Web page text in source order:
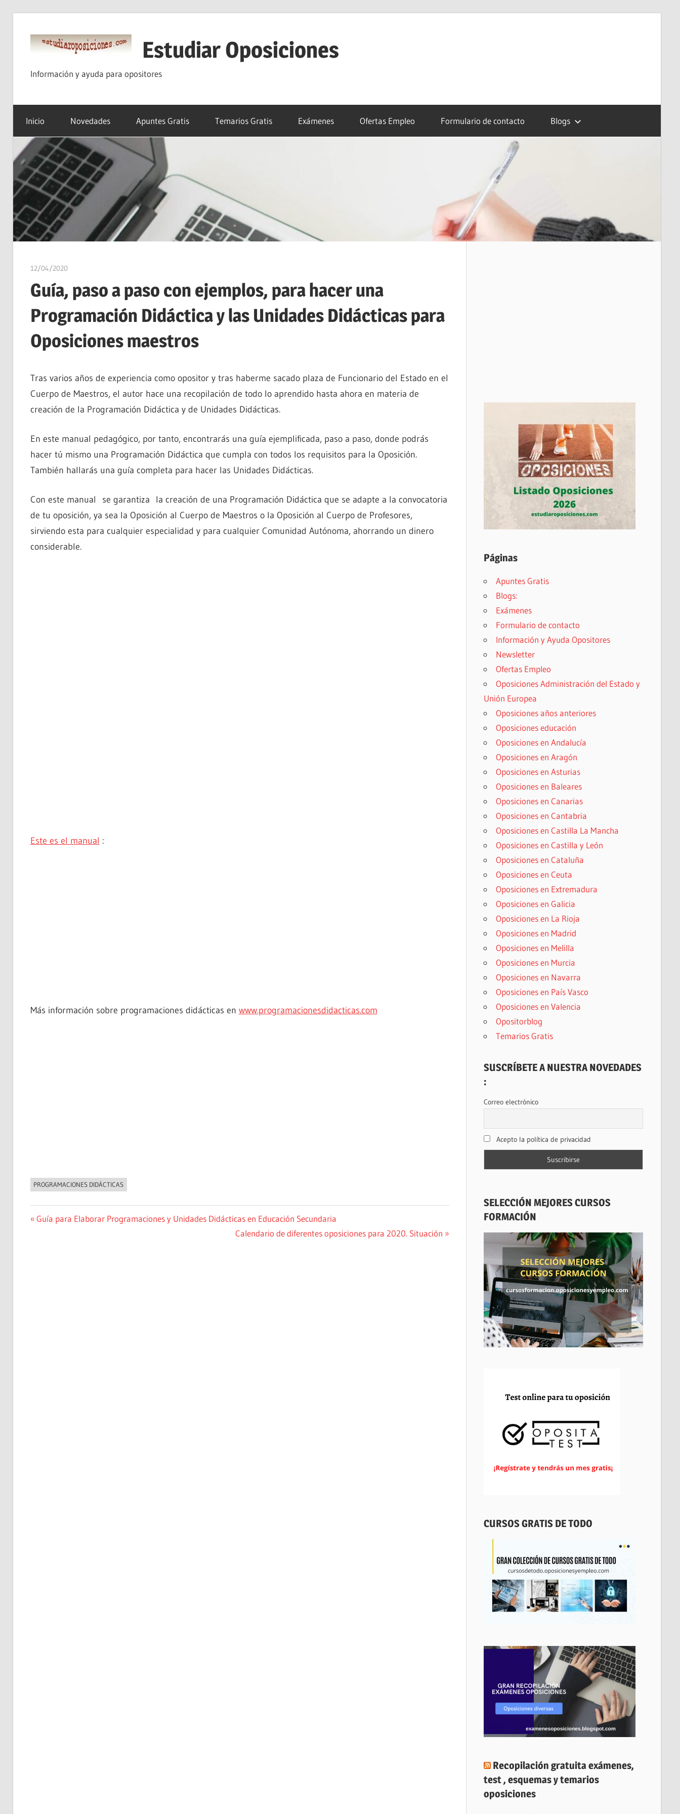
contenido
Estudiar Oposiciones
Información y ayuda para opositores
Inicio Novedades Apuntes Gratis Temarios Gratis Exámenes Ofertas Empleo Formulario de contacto Blogs
12/04/2020estudiaroposiciones
Guía, paso a paso con ejemplos, para hacer una
Programación Didáctica y las Unidades Didácticas para
Oposiciones maestros
Tras varios años de experiencia como opositor y tras haberme sacado plaza de Funcionario del Estado en el
Cuerpo de Maestros, el autor hace una recopilación de todo lo aprendido hasta ahora en materia de
creación de la Programación Didáctica y de Unidades Didácticas.
En este manual pedagógico, por tanto, encontrarás una guía ejemplificada, paso a paso, donde podrás
hacer tú mismo una Programación Didáctica que cumpla con todos los requisitos para la Oposición.
También hallarás una guía completa para hacer las Unidades Didácticas.
Con este manual se garantiza la creación de una Programación Didáctica que se adapte a la convocatoria
de tu oposición, ya sea la Oposición al Cuerpo de Maestros o la Oposición al Cuerpo de Profesores,
sirviendo esta para cualquier especialidad y para cualquier Comunidad Autónoma, ahorrando un dinero
considerable.
Este es el manual :
Más información sobre programaciones didácticas en www.programacionesdidacticas.com
NOVEDADES
PROGRAMACIONES DIDÁCTICAS
Navegación
Entrada
Guía para Elaborar Programaciones y Unidades Didácticas en Educación Secundaria
Siguiente
Calendario de diferentes oposiciones para 2020. Situación
Páginas
Apuntes Gratis
Blogs:
Exámenes
Formulario de contacto
Información y Ayuda Opositores
Newsletter
Ofertas Empleo
Oposiciones Administración del Estado y
Unión Europea
Oposiciones años anteriores
Oposiciones educación
Oposiciones en Andalucía
Oposiciones en Aragón
Oposiciones en Asturias
Oposiciones en Baleares
Oposiciones en Canarias
Oposiciones en Cantabria
Oposiciones en Castilla La Mancha
Oposiciones en Castilla y León
Oposiciones en Cataluña
Oposiciones en Ceuta
Oposiciones en Extremadura
Oposiciones en Galicia
Oposiciones en La Rioja
Oposiciones en Madrid
Oposiciones en Melilla
Oposiciones en Murcia
Oposiciones en Navarra
Oposiciones en País Vasco
Oposiciones en Valencia
Opositorblog
Temarios Gratis
SUSCRÍBETE A NUESTRA NOVEDADES
:
Correo electrónico
Acepto la política de privacidad
SELECCIÓN MEJORES CURSOS
FORMACIÓN
CURSOS GRATIS DE TODO
Recopilación gratuita exámenes,
test , esquemas y temarios
oposiciones